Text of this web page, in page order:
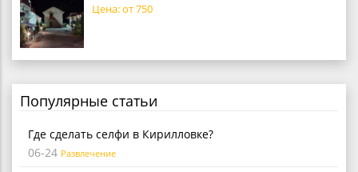
Цена: от 750
Популярные статьи
Где сделать селфи в Кирилловке?
06-24 Развлечение